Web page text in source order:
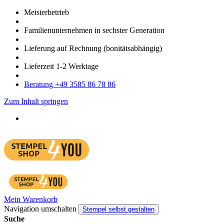
Meister­betrieb
Familien­unter­nehmen in sechster Gene­ration
Lieferung auf Rech­nung (bonitätsabhängig)
Liefer­zeit 1-2 Werk­tage
Bera­tung +49 3585 86 78 86
Zum Inhalt springen
Mein Warenkorb
Navigation umschalten
Stempel selbst gestalten
Suche